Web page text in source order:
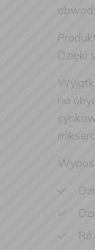
Dzięki
na